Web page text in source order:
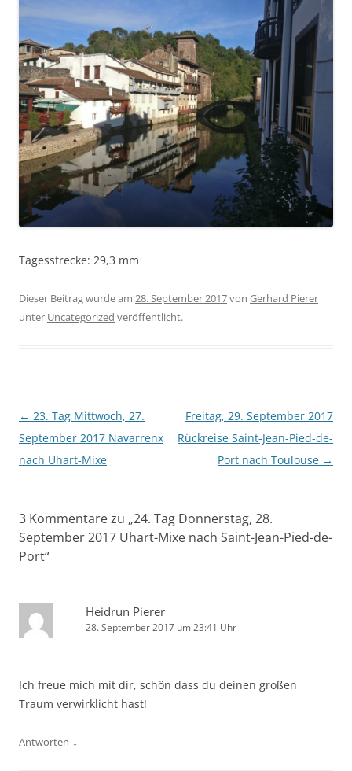
Tagesstrecke: 29,3 mm
Dieser Beitrag wurde am 28. September 2017von Gerhard Pierer
unter Uncategorized veröffentlicht.
Beitragsnavigation
← 23. Tag Mittwoch, 27.
September 2017 Navarrenx
nach Uhart-Mixe
Freitag, 29. September 2017
Rückreise Saint-Jean-Pied-de-
Port nach Toulouse →
3 Kommentare zu „24. Tag Donnerstag, 28.
September 2017 Uhart-Mixe nach Saint-Jean-Pied-de-
Port“
Heidrun Pierer
28. September 2017 um 23:41 Uhr
Ich freue mich mit dir, schön dass du deinen großen
Traum verwirklicht hast!
Antworten ↓